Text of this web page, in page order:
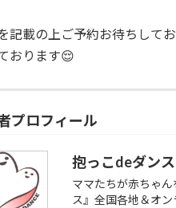
記載の上ご予約お待ちして
おります😌
プロフィール
抱っこdeダン
ママたちが赤ちゃ
ス』全国各地＆オ